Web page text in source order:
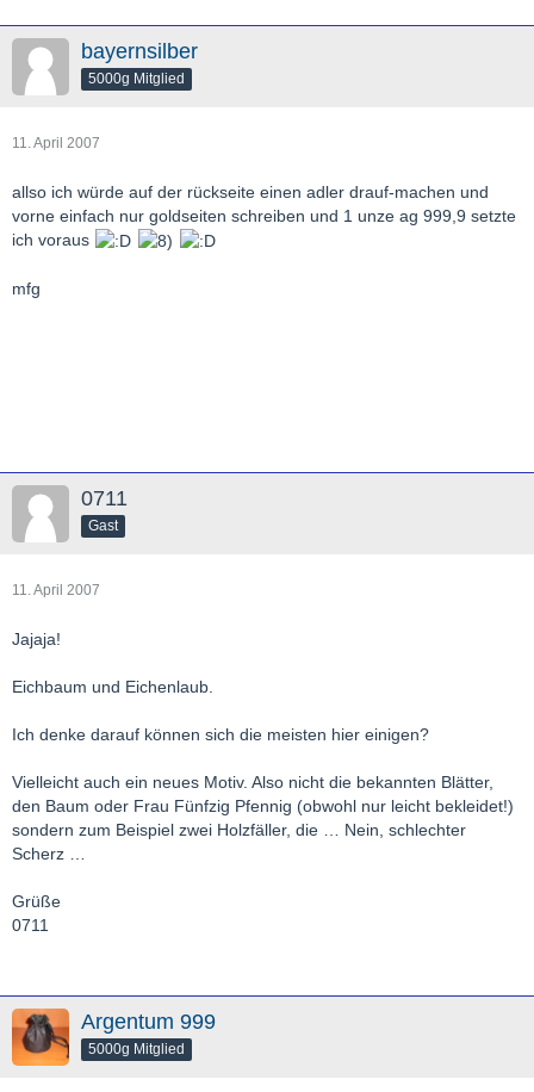
bayernsilber
5000g Mitglied
11. April 2007
allso ich würde auf der rückseite einen adler drauf-machen und
vorne einfach nur goldseiten schreiben und 1 unze ag 999,9 setzte
ich voraus
mfg
0711
Gast
11. April 2007
Jajaja!
Eichbaum und Eichenlaub.
Ich denke darauf können sich die meisten hier einigen?
Vielleicht auch ein neues Motiv. Also nicht die bekannten Blätter,
den Baum oder Frau Fünfzig Pfennig (obwohl nur leicht bekleidet!)
sondern zum Beispiel zwei Holzfäller, die … Nein, schlechter
Scherz …
Grüße
0711
Argentum 999
5000g Mitglied